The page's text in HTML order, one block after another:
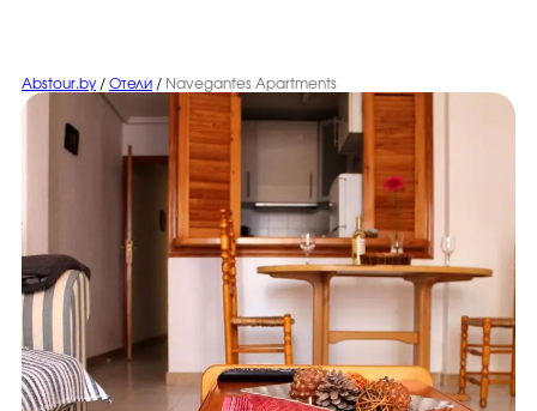
Abstour.by / Отели / Navegantes Apartments